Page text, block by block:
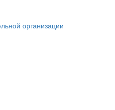
организации